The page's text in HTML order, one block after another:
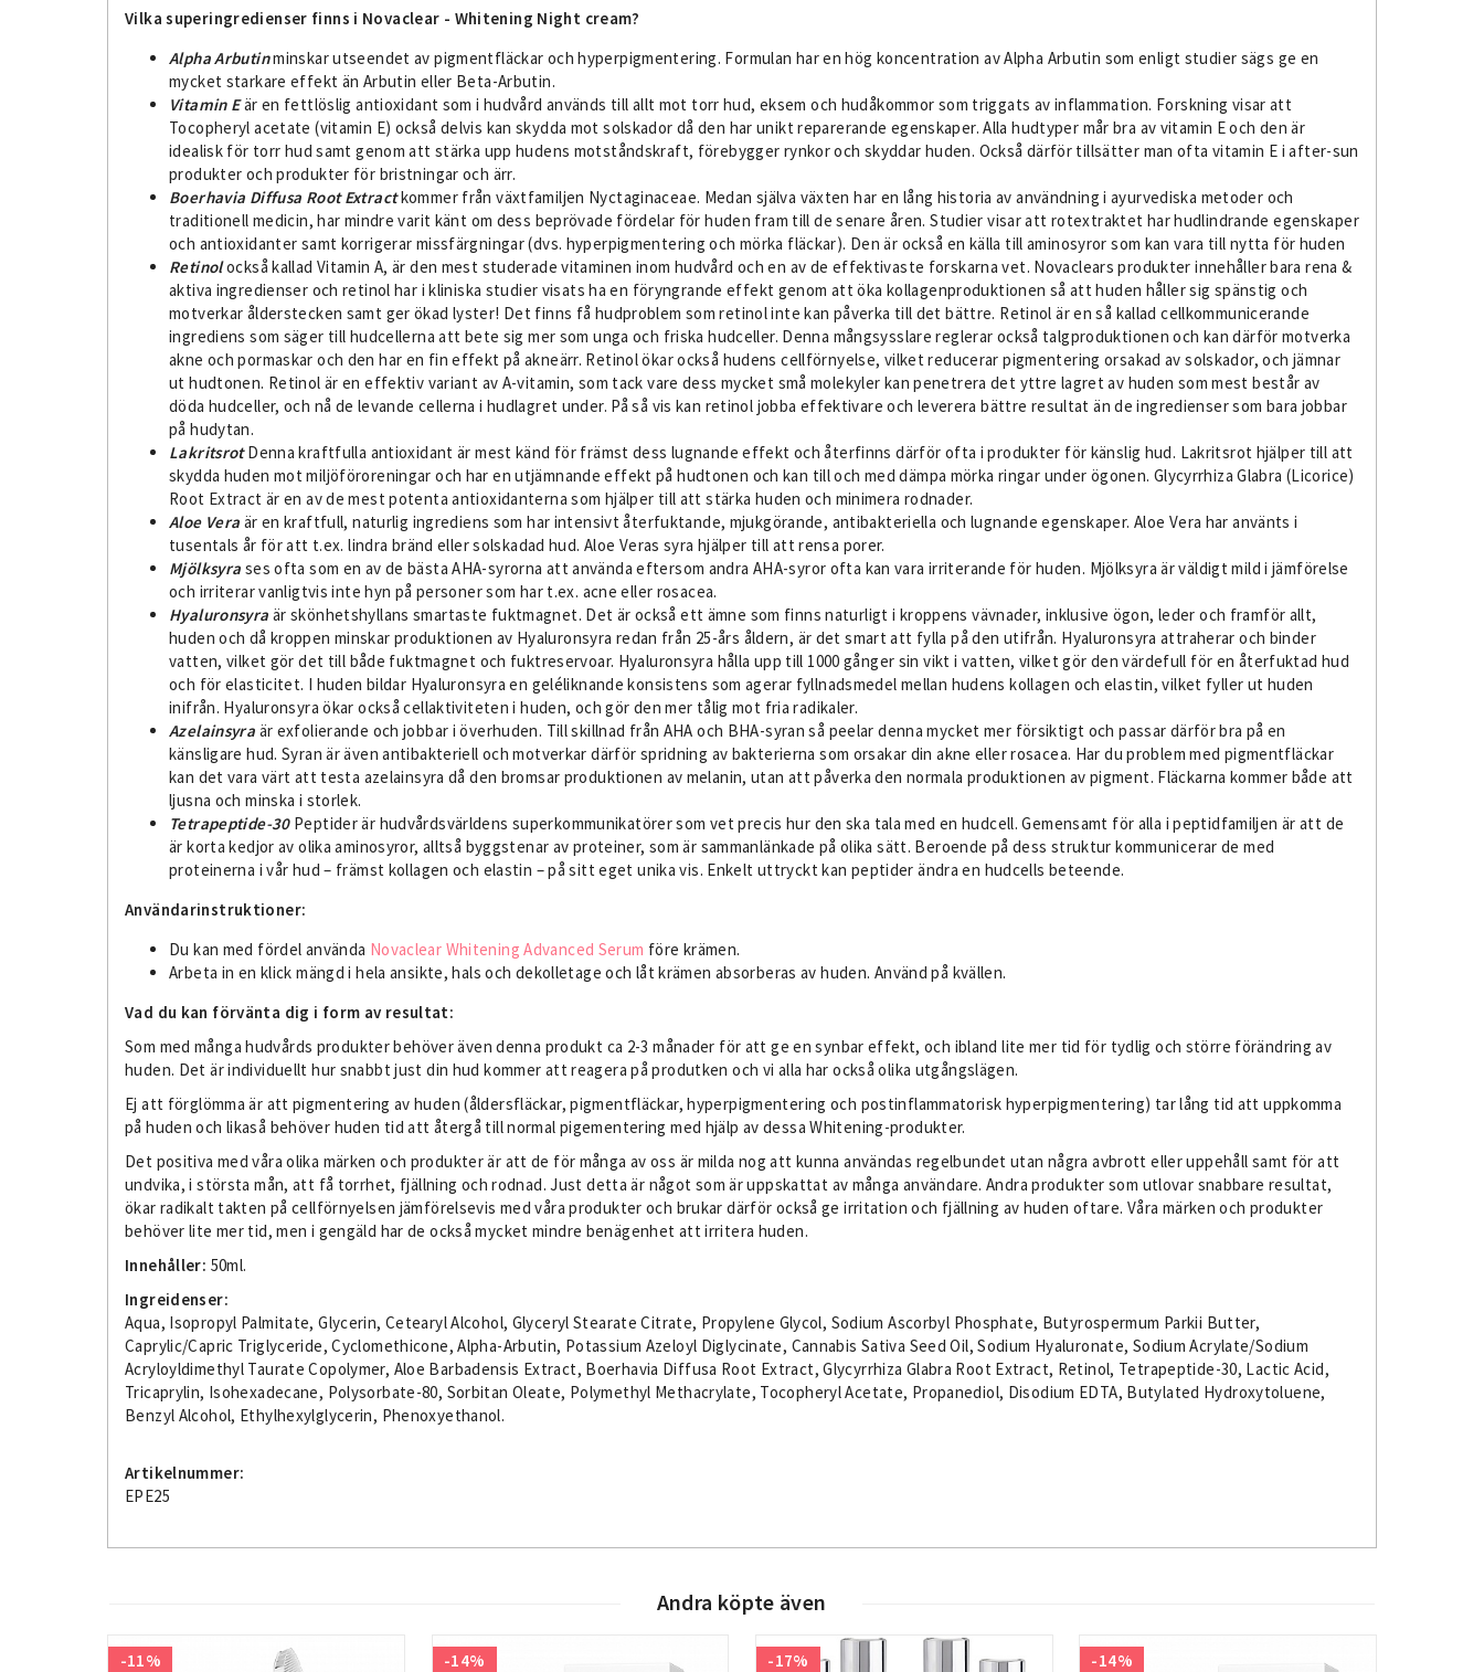
Vilka superingredienser finns i Novaclear - Whitening Night cream?
Alpha Arbutinminskar utseendet av pigmentfläckar och hyperpigmentering. Formulan har en hög koncentration av Alpha Arbutin som enligt studier sägs ge en
mycket starkare effekt än Arbutin eller Beta-Arbutin.
Vitamin Eär en fettlöslig antioxidant som i hudvård används till allt mot torr hud, eksem och hudåkommor som triggats av inflammation. Forskning visar att
Tocopheryl acetate (vitamin E) också delvis kan skydda mot solskador då den har unikt reparerande egenskaper. Alla hudtyper mår bra av vitamin E och den är
idealisk för torr hud samt genom att stärka upp hudens motståndskraft, förebygger rynkor och skyddar huden. Också därför tillsätter man ofta vitamin E i after-sun
produkter och produkter för bristningar och ärr.
Boerhavia Diffusa Root Extractkommer från växtfamiljen Nyctaginaceae. Medan själva växten har en lång historia av användning i ayurvediska metoder och
traditionell medicin, har mindre varit känt om dess beprövade fördelar för huden fram till de senare åren. Studier visar att rotextraktet har hudlindrande egenskaper
och antioxidanter samt korrigerar missfärgningar (dvs. hyperpigmentering och mörka fläckar). Den är också en källa till aminosyror som kan vara till nytta för huden
Retinolockså kallad Vitamin A, är den mest studerade vitaminen inom hudvård och en av de effektivaste forskarna vet. Novaclears produkter innehåller bara rena &
aktiva ingredienser och retinol har i kliniska studier visats ha en föryngrande effekt genom att öka kollagenproduktionen så att huden håller sig spänstig och
motverkar ålderstecken samt ger ökad lyster! Det finns få hudproblem som retinol inte kan påverka till det bättre. Retinol är en så kallad cellkommunicerande
ingrediens som säger till hudcellerna att bete sig mer som unga och friska hudceller. Denna mångsysslare reglerar också talgproduktionen och kan därför motverka
akne och pormaskar och den har en fin effekt på akneärr. Retinol ökar också hudens cellförnyelse, vilket reducerar pigmentering orsakad av solskador, och jämnar
ut hudtonen. Retinol är en effektiv variant av A-vitamin, som tack vare dess mycket små molekyler kan penetrera det yttre lagret av huden som mest består av
döda hudceller, och nå de levande cellerna i hudlagret under. På så vis kan retinol jobba effektivare och leverera bättre resultat än de ingredienser som bara jobbar
på hudytan.
LakritsrotDenna kraftfulla antioxidant är mest känd för främst dess lugnande effekt och återfinns därför ofta i produkter för känslig hud. Lakritsrot hjälper till att
skydda huden mot miljöföroreningar och har en utjämnande effekt på hudtonen och kan till och med dämpa mörka ringar under ögonen. Glycyrrhiza Glabra (Licorice)
Root Extract är en av de mest potenta antioxidanterna som hjälper till att stärka huden och minimera rodnader.
Aloe Vera är en kraftfull, naturlig ingrediens som har intensivt återfuktande, mjukgörande, antibakteriella och lugnande egenskaper. Aloe Vera har använts i
tusentals år för att t.ex. lindra bränd eller solskadad hud. Aloe Veras syra hjälper till att rensa porer.
Mjölksyra ses ofta som en av de bästa AHA-syrorna att använda eftersom andra AHA-syror ofta kan vara irriterande för huden. Mjölksyra är väldigt mild i jämförelse
och irriterar vanligtvis inte hyn på personer som har t.ex. acne eller rosacea.
Hyaluronsyra är skönhetshyllans smartaste fuktmagnet. Det är också ett ämne som finns naturligt i kroppens vävnader, inklusive ögon, leder och framför allt,
huden och då kroppen minskar produktionen av Hyaluronsyra redan från 25-års åldern, är det smart att fylla på den utifrån. Hyaluronsyra attraherar och binder
vatten, vilket gör det till både fuktmagnet och fuktreservoar. Hyaluronsyra hålla upp till 1000 gånger sin vikt i vatten, vilket gör den värdefull för en återfuktad hud
och för elasticitet. I huden bildar Hyaluronsyra en geléliknande konsistens som agerar fyllnadsmedel mellan hudens kollagen och elastin, vilket fyller ut huden
inifrån. Hyaluronsyra ökar också cellaktiviteten i huden, och gör den mer tålig mot fria radikaler.
Azelainsyra är exfolierande och jobbar i överhuden. Till skillnad från AHA och BHA-syran så peelar denna mycket mer försiktigt och passar därför bra på en
känsligare hud. Syran är även antibakteriell och motverkar därför spridning av bakterierna som orsakar din akne eller rosacea. Har du problem med pigmentfläckar
kan det vara värt att testa azelainsyra då den bromsar produktionen av melanin, utan att påverka den normala produktionen av pigment. Fläckarna kommer både att
ljusna och minska i storlek.
Tetrapeptide-30Peptider är hudvårdsvärldens superkommunikatörer som vet precis hur den ska tala med en hudcell. Gemensamt för alla i peptidfamiljen är att de
är korta kedjor av olika aminosyror, alltså byggstenar av proteiner, som är sammanlänkade på olika sätt. Beroende på dess struktur kommunicerar de med
proteinerna i vår hud – främst kollagen och elastin – på sitt eget unika vis. Enkelt uttryckt kan peptider ändra en hudcells beteende.
Användarinstruktioner:
Du kan med fördel använda Novaclear Whitening Advanced Serum före krämen.
Arbeta in en klick mängd i hela ansikte, hals och dekolletage och låt krämen absorberas av huden. Använd på kvällen.
Vad du kan förvänta dig i form av resultat:
Som med många hudvårds produkter behöver även denna produkt ca 2-3 månader för att ge en synbar effekt, och ibland lite mer tid för tydlig och större förändring av
huden. Det är individuellt hur snabbt just din hud kommer att reagera på produtken och vi alla har också olika utgångslägen.
Ej att förglömma är att pigmentering av huden (åldersfläckar, pigmentfläckar, hyperpigmentering och postinflammatorisk hyperpigmentering) tar lång tid att uppkomma
på huden och likaså behöver huden tid att återgå till normal pigementering med hjälp av dessa Whitening-produkter.
Det positiva med våra olika märken och produkter är att de för många av oss är milda nog att kunna användas regelbundet utan några avbrott eller uppehåll samt för att
undvika, i största mån, att få torrhet, fjällning och rodnad. Just detta är något som är uppskattat av många användare. Andra produkter som utlovar snabbare resultat,
ökar radikalt takten på cellförnyelsen jämförelsevis med våra produkter och brukar därför också ge irritation och fjällning av huden oftare. Våra märken och produkter
behöver lite mer tid, men i gengäld har de också mycket mindre benägenhet att irritera huden.
Innehåller: 50ml.
Ingreidenser:
Aqua, Isopropyl Palmitate, Glycerin, Cetearyl Alcohol, Glyceryl Stearate Citrate, Propylene Glycol, Sodium Ascorbyl Phosphate, Butyrospermum Parkii Butter,
Caprylic/Capric Triglyceride, Cyclomethicone, Alpha-Arbutin, Potassium Azeloyl Diglycinate, Cannabis Sativa Seed Oil, Sodium Hyaluronate, Sodium Acrylate/Sodium
Acryloyldimethyl Taurate Copolymer, Aloe Barbadensis Extract, Boerhavia Diffusa Root Extract, Glycyrrhiza Glabra Root Extract, Retinol, Tetrapeptide-30, Lactic Acid,
Tricaprylin, Isohexadecane, Polysorbate-80, Sorbitan Oleate, Polymethyl Methacrylate, Tocopheryl Acetate, Propanediol, Disodium EDTA, Butylated Hydroxytoluene,
Benzyl Alcohol, Ethylhexylglycerin, Phenoxyethanol.
Artikelnummer:
EPE25
Andra köpte även
-11% -14% -17% -14%